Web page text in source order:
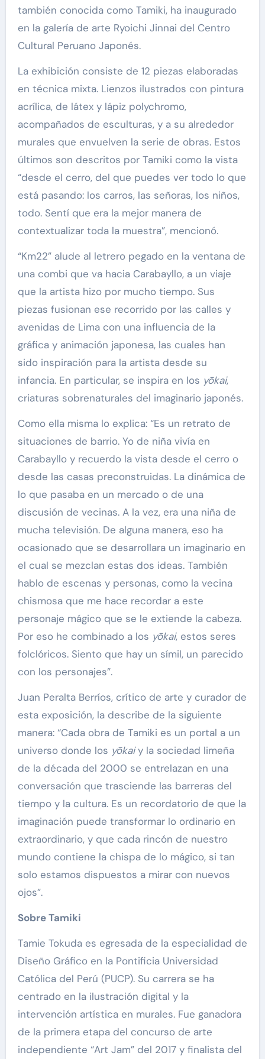
también conocida como Tamiki, ha inaugurado
en la galería de arte Ryoichi Jinnai del Centro
Cultural Peruano Japonés.
La exhibición consiste de 12 piezas elaboradas
en técnica mixta. Lienzos ilustrados con pintura
acrílica, de látex y lápiz polychromo,
acompañados de esculturas, y a su alrededor
murales que envuelven la serie de obras. Estos
últimos son descritos por Tamiki como la vista
“desde el cerro, del que puedes ver todo lo que
está pasando: los carros, las señoras, los niños,
todo. Sentí que era la mejor manera de
contextualizar toda la muestra”, mencionó.
“Km22” alude al letrero pegado en la ventana de
una combi que va hacia Carabayllo, a un viaje
que la artista hizo por mucho tiempo. Sus
piezas fusionan ese recorrido por las calles y
avenidas de Lima con una influencia de la
gráfica y animación japonesa, las cuales han
sido inspiración para la artista desde su
infancia. En particular, se inspira en los yōkai,
criaturas sobrenaturales del imaginario japonés.
Como ella misma lo explica: “Es un retrato de
situaciones de barrio. Yo de niña vivía en
Carabayllo y recuerdo la vista desde el cerro o
desde las casas preconstruidas. La dinámica de
lo que pasaba en un mercado o de una
discusión de vecinas. A la vez, era una niña de
mucha televisión. De alguna manera, eso ha
ocasionado que se desarrollara un imaginario en
el cual se mezclan estas dos ideas. También
hablo de escenas y personas, como la vecina
chismosa que me hace recordar a este
personaje mágico que se le extiende la cabeza.
Por eso he combinado a los yōkai, estos seres
folclóricos. Siento que hay un símil, un parecido
con los personajes”.
Juan Peralta Berríos, crítico de arte y curador de
esta exposición, la describe de la siguiente
manera: “Cada obra de Tamiki es un portal a un
universo donde los yōkaiy la sociedad limeña
de la década del 2000 se entrelazan en una
conversación que trasciende las barreras del
tiempo y la cultura. Es un recordatorio de que la
imaginación puede transformar lo ordinario en
extraordinario, y que cada rincón de nuestro
mundo contiene la chispa de lo mágico, si tan
solo estamos dispuestos a mirar con nuevos
ojos”.
Sobre Tamiki
Tamie Tokuda es egresada de la especialidad de
Diseño Gráfico en la Pontificia Universidad
Católica del Perú (PUCP). Su carrera se ha
centrado en la ilustración digital y la
intervención artística en murales. Fue ganadora
de la primera etapa del concurso de arte
independiente “Art Jam” del 2017 y finalista del